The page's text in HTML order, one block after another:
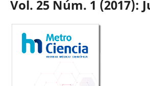
Vol. 25 Núm. 1 (2017):